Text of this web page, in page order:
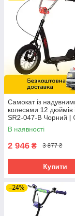
Самокат із
колесами 12 дюймів
SR2-047-B Чорний |
для підлітка
В наявності
2 946 ₴ 3 877 ₴
Купити
–24%